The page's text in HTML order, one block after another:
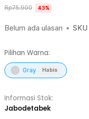
Belum ada ulasan • SKU
Rp75.900 43%
Pilihan Warna:
Gray Habis
Informasi Stok:
Jabodetabek